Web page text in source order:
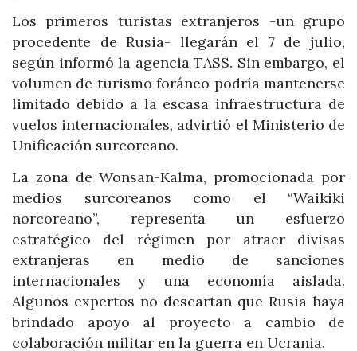
Los primeros turistas extranjeros -un grupo
procedente de Rusia- llegarán el 7 de julio,
según informó la agencia TASS. Sin embargo, el
volumen de turismo foráneo podría mantenerse
limitado debido a la escasa infraestructura de
vuelos internacionales, advirtió el Ministerio de
Unificación surcoreano.
La zona de Wonsan-Kalma, promocionada por
medios surcoreanos como el “Waikiki
norcoreano”, representa un esfuerzo
estratégico del régimen por atraer divisas
extranjeras en medio de sanciones
internacionales y una economía aislada.
Algunos expertos no descartan que Rusia haya
brindado apoyo al proyecto a cambio de
colaboración militar en la guerra en Ucrania.